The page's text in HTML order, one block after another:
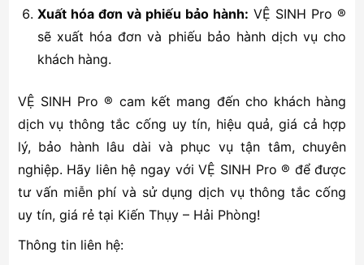
Xuất hóa đơn và phiếu bảo hành: VỆ SINH Pro ®
sẽ xuất hóa đơn và phiếu bảo hành dịch vụ cho
khách hàng.
VỆ SINH Pro ® cam kết mang đến cho khách hàng
dịch vụ thông tắc cống uy tín, hiệu quả, giá cả hợp
lý, bảo hành lâu dài và phục vụ tận tâm, chuyên
nghiệp. Hãy liên hệ ngay với VỆ SINH Pro ® để được
tư vấn miễn phí và sử dụng dịch vụ thông tắc cống
uy tín, giá rẻ tại Kiến Thụy – Hải Phòng!
Thông tin liên hệ: